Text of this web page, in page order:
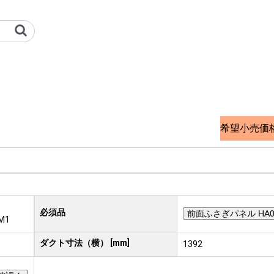
熱 オプション検索サイト
希望小売価
必須品 前面ふさぎパネル
ダクト寸法（横） [mm] 1392